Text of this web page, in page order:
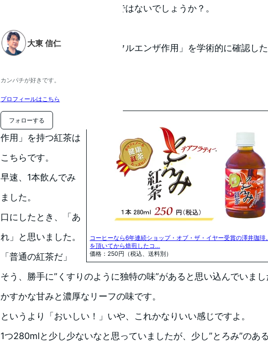
大東 信仁
カンパチが好きです。
プロフィールはこちら
フォローする
の予防に頭を悩ませているのではないでしょうか？。
すごい紅茶が登場しました。
大学と県研究機関が「抗インフルエンザ作用」を学術的に確認し
コーヒーなら6年連続ショップ・オブ・ザ・イヤー受賞の澤井珈琲
を頂いてから焙煎したコ…
価格：250円（税込、送料別）
「抗インフルエンザ
作用」を持つ紅茶は
こちらです。
早速、1本飲んでみ
ました。
口にしたとき、「あ
れ」と思いました。
「普通の紅茶だ」
そう、勝手に”くすりのように独特の味”があると思い込んでいまし
かすかな甘みと濃厚なリーフの味です。
というより「おいしい！」いや、これかなりいい感じですよ。
1つ280mlと少し少ないなと思っていましたが、少し”とろみ”のあ